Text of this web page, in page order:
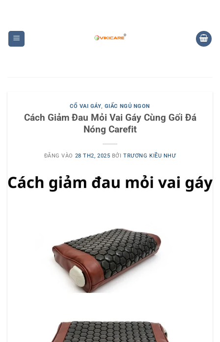
nội
dung
CỔ VAI GÁY, GIẤC NGỦ NGON
Cách Giảm Đau Mỏi Vai Gáy Cùng Gối Đá
Nóng Carefit
ĐĂNG VÀO 28 TH2, 2025 BỞITRƯƠNG KIỀU NHƯ